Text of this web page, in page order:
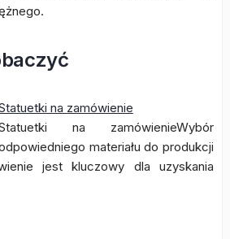
na zamówienie
na zamówienieWybór
materiału do produkcji
jest kluczowy dla uzyskania